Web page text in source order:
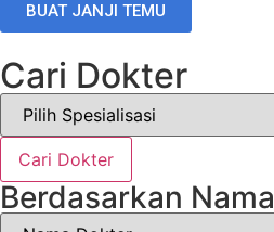
BUAT JANJI TEMU
Cari Dokter
Cari Dokter
Berdasarkan Nama